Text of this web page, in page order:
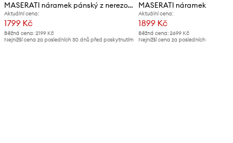
MASERATI náramek pánský z nerezové oceli CERAMIC
Aktuální cena:
1799 Kč
Běžná cena:2199 Kč
Nejnižší cena za posledních 30 dnů před poskytnutím
Aktuální cena:
1899 Kč
Běžná cena: 2699 Kč
Nejnižší cena za posledních 30 dnů